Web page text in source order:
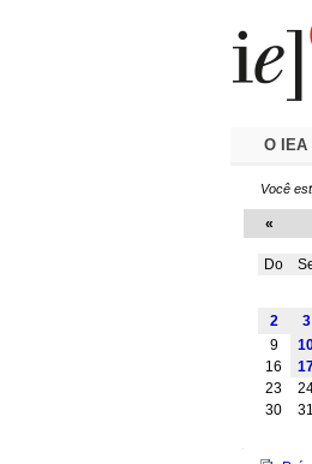
O IEA
Você
«
Do
2
3
9
16
23
30
31
Navegação